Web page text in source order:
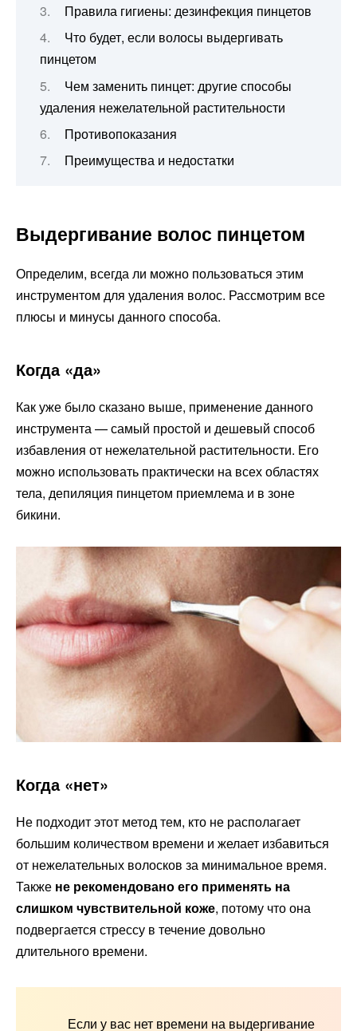
Правила гигиены: дезинфекция пинцетов
Что будет, если волосы выдергивать
пинцетом
Чем заменить пинцет: другие способы
удаления нежелательной растительности
Противопоказания
Преимущества и недостатки
Выдергивание волос пинцетом
Определим, всегда ли можно пользоваться этим
инструментом для удаления волос. Рассмотрим все
плюсы и минусы данного способа.
Когда «да»
Как уже было сказано выше, применение данного
инструмента — самый простой и дешевый способ
избавления от нежелательной растительности. Его
можно использовать практически на всех областях
тела, депиляция пинцетом приемлема и в зоне
бикини.
Когда «нет»
Не подходит этот метод тем, кто не располагает
большим количеством времени и желает избавиться
от нежелательных волосков за минимальное время.
Также не рекомендовано его применять на
слишком чувствительной коже, потому что она
подвергается стрессу в течение довольно
длительного времени.
Если у вас нет времени на выдергивание